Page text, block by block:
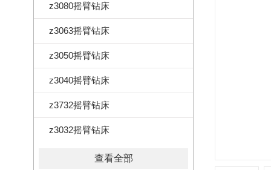
z3080摇臂钻床
z3063摇臂钻床
z3050摇臂钻床
z3040摇臂钻床
z3732摇臂钻床
z3032摇臂钻床
查看全部